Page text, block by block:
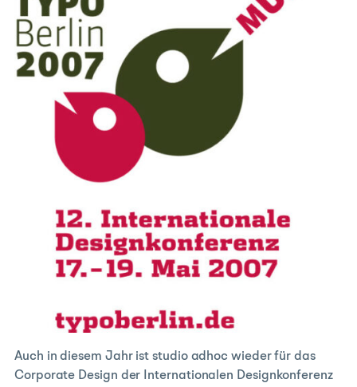
Auch in diesem Jahr ist studio adhoc wieder für das
Corporate Design der Internationalen Designkonferenz